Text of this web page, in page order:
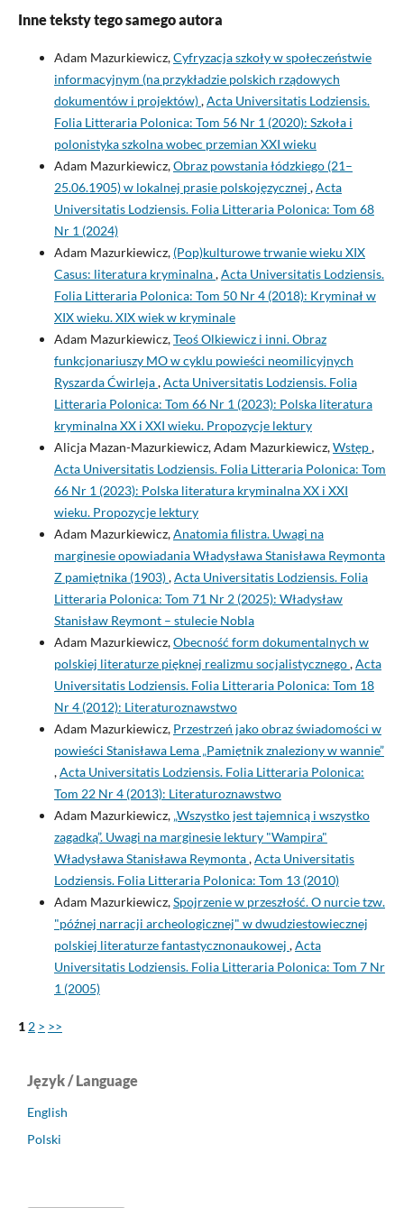
Inne teksty tego samego autora
Adam Mazurkiewicz,Cyfryzacja szkoły w społeczeństwie
informacyjnym (na przykładzie polskich rządowych
dokumentów i projektów),Acta Universitatis Lodziensis.
Folia Litteraria Polonica: Tom 56 Nr 1 (2020): Szkoła i
polonistyka szkolna wobec przemian XXI wieku
Adam Mazurkiewicz,Obraz powstania łódzkiego (21–
25.06.1905) w lokalnej prasie polskojęzycznej ,Acta
Universitatis Lodziensis. Folia Litteraria Polonica: Tom 68
Nr 1 (2024)
Adam Mazurkiewicz, (Pop)kulturowe trwanie wieku XIX
Casus: literatura kryminalna,Acta Universitatis Lodziensis.
Folia Litteraria Polonica: Tom 50 Nr 4 (2018): Kryminał w
XIX wieku. XIX wiek w kryminale
Adam Mazurkiewicz,Teoś Olkiewicz i inni. Obraz
funkcjonariuszy MO w cyklu powieści neomilicyjnych
Ryszarda Ćwirleja,Acta Universitatis Lodziensis. Folia
Litteraria Polonica: Tom 66 Nr 1 (2023): Polska literatura
kryminalna XX i XXI wieku. Propozycje lektury
Alicja Mazan-Mazurkiewicz, Adam Mazurkiewicz,Wstęp,
Acta Universitatis Lodziensis. Folia Litteraria Polonica: Tom
66 Nr 1 (2023): Polska literatura kryminalna XX i XXI
wieku. Propozycje lektury
Adam Mazurkiewicz,Anatomia filistra. Uwagi na
marginesie opowiadania Władysława Stanisława Reymonta
Z pamiętnika (1903),Acta Universitatis Lodziensis. Folia
Litteraria Polonica: Tom 71 Nr 2 (2025): Władysław
Stanisław Reymont – stulecie Nobla
Adam Mazurkiewicz,Obecność form dokumentalnych w
polskiej literaturze pięknej realizmu socjalistycznego,Acta
Universitatis Lodziensis. Folia Litteraria Polonica: Tom 18
Nr 4 (2012): Literaturoznawstwo
Adam Mazurkiewicz, Przestrzeń jako obraz świadomości w
powieści Stanisława Lema „Pamiętnik znaleziony w wannie”
,Acta Universitatis Lodziensis. Folia Litteraria Polonica:
Tom 22 Nr 4 (2013): Literaturoznawstwo
Adam Mazurkiewicz, „Wszystko jest tajemnicą i wszystko
zagadką”. Uwagi na marginesie lektury "Wampira"
Władysława Stanisława Reymonta,Acta Universitatis
Lodziensis. Folia Litteraria Polonica: Tom 13 (2010)
Adam Mazurkiewicz,Spojrzenie w przeszłość. O nurcie tzw.
"późnej narracji archeologicznej" w dwudziestowiecznej
polskiej literaturze fantastycznonaukowej ,Acta
Universitatis Lodziensis. Folia Litteraria Polonica: Tom 7 Nr
1 (2005)
1 2 > >>
Język / Language
English
Polski